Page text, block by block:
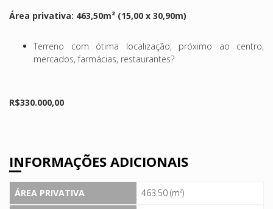
Área privativa: 463,50m² (15,00 x 30,90m)
Terreno com ótima localização, próximo ao centro,
mercados, farmácias, restaurantes?
R$330.000,00
INFORMAÇÕES ADICIONAIS
ÁREA PRIVATIVA
463.50 (m²)